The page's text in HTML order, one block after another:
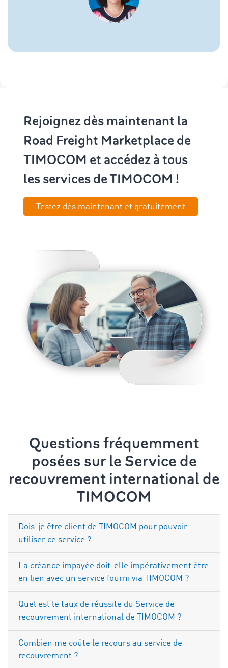
Rejoignez dès maintenant la
Road Freight Marketplace de
TIMOCOM et accédez à tous
les services de TIMOCOM !
Testez dès maintenant et gratuitement
Questions fréquemment
posées sur le Service de
recouvrement international de
TIMOCOM
Dois-je être client de TIMOCOM pour pouvoir
utiliser ce service ?
La créance impayée doit-elle impérativement être
en lien avec un service fourni via TIMOCOM ?
Quel est le taux de réussite du Service de
recouvrement international de TIMOCOM ?
Combien me coûte le recours au service de
recouvrement ?